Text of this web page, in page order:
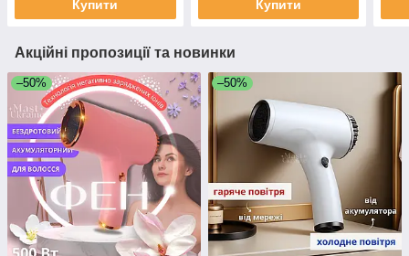
Купити Купити
Акційні пропозиції та новинки
–50% –50%